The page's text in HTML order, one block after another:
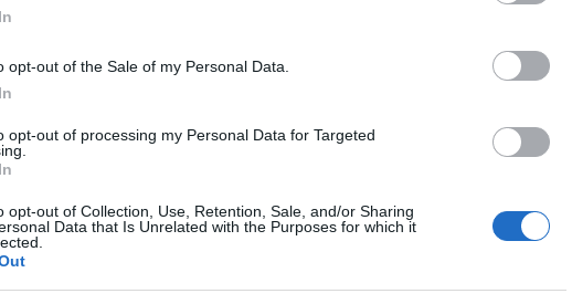
opt-out of the Sale of my Personal Data.
opt-out of processing my Personal Data for Targeted
opt-out of Collection, Use, Retention, Sale, and/or Sharing
Data that Is Unrelated with the Purposes for which it